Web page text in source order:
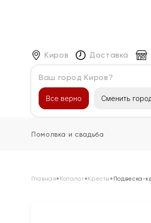
Киров
Ваш город Киров?
Все верно Сменить
Доставка
Каталог
Помолвка и свадьба
Главная» Каталог»Кресты » Подвеска-